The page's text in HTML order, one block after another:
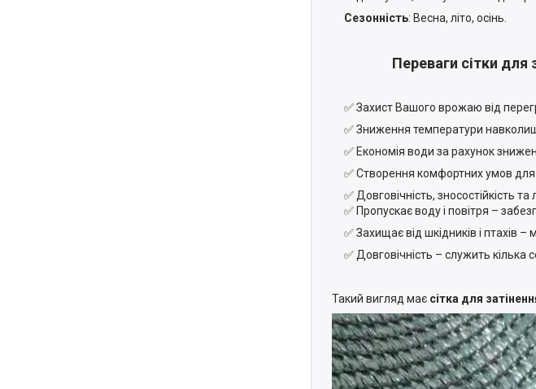
Сезонність: Весна, літо, осінь.
Переваги сітки для
✅ Захист Вашого врожаю від
✅ Зниження температури
✅ Економія води за рахунок
✅ Створення комфортних умов для
✅ Довговічність, зносостійкість та
✅ Пропускає воду і повітря –
✅ Захищає від шкідників і птахів –
✅ Довговічність – служить кілька
Такий вигляд має сітка для